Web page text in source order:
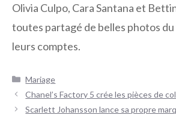
Olivia Culpo, Cara Santana et
toutes partagé de belles photos
leurs comptes.
Catégories
Mariage
Navigation
des
Chanel’s Factory 5 crée les pièces de
Scarlett Johansson lance sa propre